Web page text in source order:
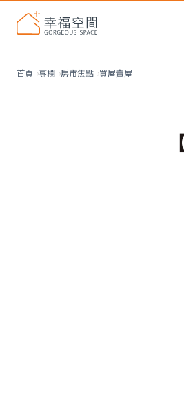
首頁 專欄 房市焦點 買屋賣屋